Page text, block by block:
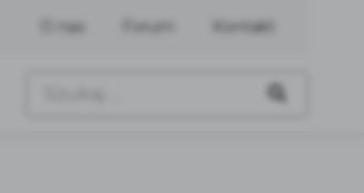
O nas Forum Kontakt